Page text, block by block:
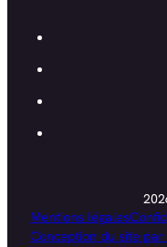
Mentions légales
Conception du site par